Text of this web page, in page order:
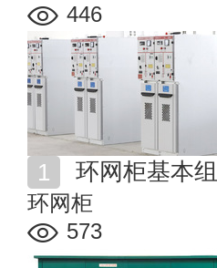
446
环网柜基本
环网柜
573